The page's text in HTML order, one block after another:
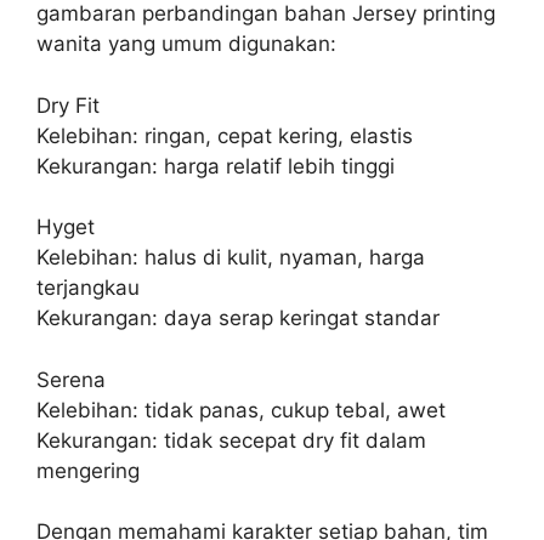
gambaran perbandingan bahan Jersey printing
wanita yang umum digunakan:
Dry Fit
Kelebihan: ringan, cepat kering, elastis
Kekurangan: harga relatif lebih tinggi
Hyget
Kelebihan: halus di kulit, nyaman, harga
terjangkau
Kekurangan: daya serap keringat standar
Serena
Kelebihan: tidak panas, cukup tebal, awet
Kekurangan: tidak secepat dry fit dalam
mengering
Dengan memahami karakter setiap bahan, tim